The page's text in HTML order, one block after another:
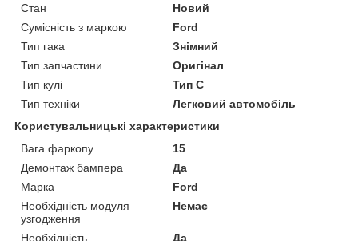
Стан
Новий
Сумісність з маркою
Ford
Тип гака
Знімний
Тип запчастини
Оригінал
Тип кулі
Тип C
Тип техніки
Легковий автомобіль
Користувальницькі характеристики
Вага фаркопу
15
Демонтаж бампера
Да
Марка
Ford
Необхідність модуля
узгодження
Немає
Необхідність
Да